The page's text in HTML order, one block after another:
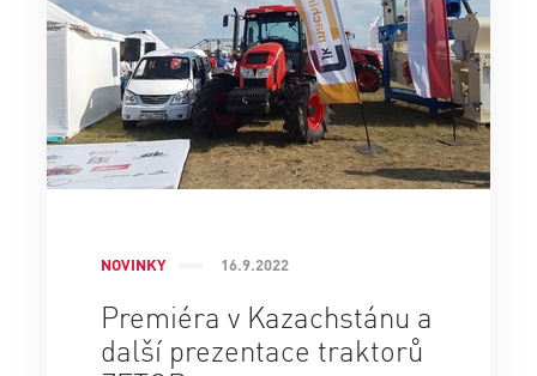
NOVINKY 16.9.2022
Premiéra v Kazachstánu a
další prezentace traktorů